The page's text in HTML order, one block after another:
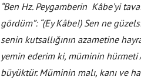
“Ben Hz. Peygamberin Kâbe’yi
gördüm”: “(Ey Kâbe!) Sen ne
senin kutsallığının azametine
yemin ederim ki, müminin
büyüktür. Müminin malı, kanı ve